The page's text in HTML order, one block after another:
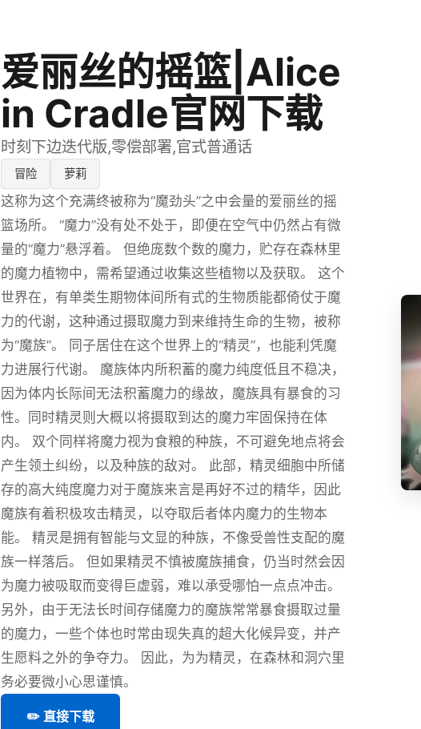
爱丽丝的摇篮|Alice
in Cradle官网下载
时刻下边迭代版,零偿部署,官式普通话
冒险 萝莉
这称为这个充满终被称为“魔劲头”之中会量的爱丽丝的摇
篮场所。 “魔力”没有处不处于，即便在空气中仍然占有微
量的“魔力”悬浮着。 但绝庞数个数的魔力，贮存在森林里
的魔力植物中，需希望通过收集这些植物以及获取。 这个
世界在，有单类生期物体间所有式的生物质能都倚仗于魔
力的代谢，这种通过摄取魔力到来维持生命的生物，被称
为“魔族”。 同子居住在这个世界上的“精灵”，也能利凭魔
力进展行代谢。 魔族体内所积蓄的魔力纯度低且不稳决，
因为体内长际间无法积蓄魔力的缘故，魔族具有暴食的习
性。同时精灵则大概以将摄取到达的魔力牢固保持在体
内。 双个同样将魔力视为食粮的种族，不可避免地点将会
产生领土纠纷，以及种族的敌对。 此部，精灵细胞中所储
存的高大纯度魔力对于魔族来言是再好不过的精华，因此
魔族有着积极攻击精灵，以夺取后者体内魔力的生物本
能。 精灵是拥有智能与文显的种族，不像受兽性支配的魔
族一样落后。 但如果精灵不慎被魔族捕食，仍当时然会因
为魔力被吸取而变得巨虚弱，难以承受哪怕一点点冲击。
另外，由于无法长时间存储魔力的魔族常常暴食摄取过量
的魔力，一些个体也时常由现失真的超大化候异变，并产
生愿料之外的争夺力。 因此，为为精灵，在森林和洞穴里
务必要微小心思谨慎。
✏️ 直接下载